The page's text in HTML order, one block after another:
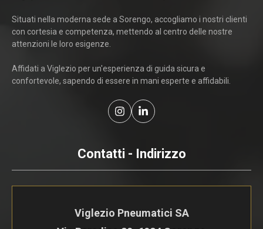
Situati nella moderna sede a Sorengo, accogliamo i nostri clienti
con cortesia e competenza, mettendo al centro delle nostre
attenzioni le loro esigenze.
Affidati a Viglezio per un'esperienza di guida sicura e
confortevole, sapendo di essere in mani esperte e affidabili.
Contatti - Indirizzo
Viglezio Pneumatici SA